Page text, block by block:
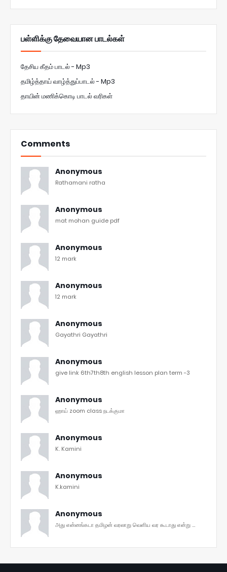
பள்ளிக்கு தேவையான பாடல்கள்
தேசிய கீதம் பாடல் - Mp3
தமிழ்த்தாய் வாழ்த்துப்பாடல் - Mp3
தாயின் மணிக்கொடி பாடல் வரிகள்
Comments
Anonymous
Rathamani ratha
Anonymous
mat mohan guide pdf
Anonymous
12 mark
Anonymous
12 mark
Anonymous
Gayathri Gayathri
Anonymous
give link 6th7th8th english lesson plan term -3
Anonymous
ஹாய் zoom class நடக்குமா
Anonymous
K. Kamini
Anonymous
K.kamini
Anonymous
அது என்னங்கடா தமிழன் வரலாறு வெளிய வர கூடாது என்று ...